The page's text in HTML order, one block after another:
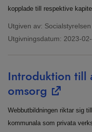
kopplade till respektive
Utgiven av: Socialstyrelsen
Utgivningsdatum: 2023-
Introduktion till
omsorg
Webbutbildningen riktar sig
kommunala som privata